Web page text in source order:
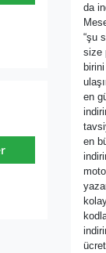
da
“şu
size
en
en